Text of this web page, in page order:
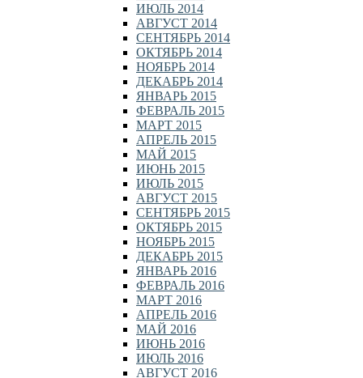
ИЮЛЬ 2014
АВГУСТ 2014
СЕНТЯБРЬ 2014
ОКТЯБРЬ 2014
НОЯБРЬ 2014
ДЕКАБРЬ 2014
ЯНВАРЬ 2015
ФЕВРАЛЬ 2015
МАРТ 2015
АПРЕЛЬ 2015
МАЙ 2015
ИЮНЬ 2015
ИЮЛЬ 2015
АВГУСТ 2015
СЕНТЯБРЬ 2015
ОКТЯБРЬ 2015
НОЯБРЬ 2015
ДЕКАБРЬ 2015
ЯНВАРЬ 2016
ФЕВРАЛЬ 2016
МАРТ 2016
АПРЕЛЬ 2016
МАЙ 2016
ИЮНЬ 2016
ИЮЛЬ 2016
АВГУСТ 2016